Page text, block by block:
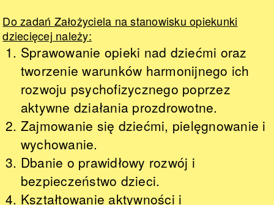
Do zadań Założyciela na stanowisku opiekunki
dziecięcej należy:
Sprawowanie opieki nad dziećmi oraz
tworzenie warunków harmonijnego ich
rozwoju psychofizycznego poprzez
aktywne działania prozdrowotne.
Zajmowanie się dziećmi, pielęgnowanie i
wychowanie.
Dbanie o prawidłowy rozwój i
bezpieczeństwo dzieci.
Kształtowanie aktywności i